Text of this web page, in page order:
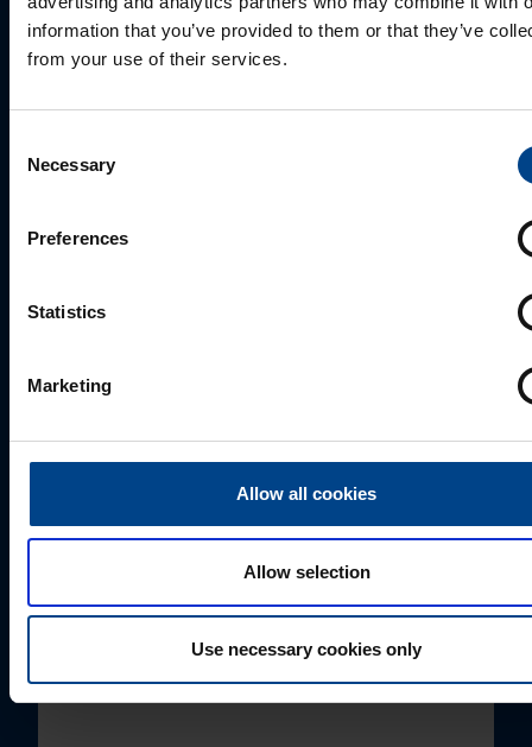
information that you’ve provided to them or that they’ve
from your use of their services.
Selection
Necessary
Preferences
Statistics
Marketing
Allow all cookies
Allow selection
Use necessary cookies only
Mark Milvek
+372 56560000
Perekonnanimi
E-post*